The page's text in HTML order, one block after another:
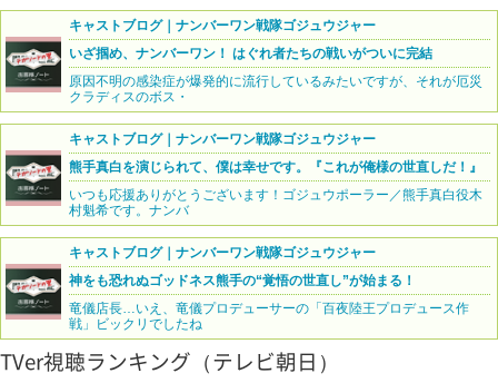
キャストブログ｜ナンバーワン戦隊ゴジュウジャー
いざ掴め、ナンバーワン！ はぐれ者たちの戦いがついに完結
原因不明の感染症が爆発的に流行しているみたいですが、それが厄災
クラディスのボス・
キャストブログ｜ナンバーワン戦隊ゴジュウジャー
熊手真白を演じられて、僕は幸せです。『これが俺様の世直しだ！』
いつも応援ありがとうございます！ゴジュウポーラー／熊手真白役木
村魁希です。ナンバ
キャストブログ｜ナンバーワン戦隊ゴジュウジャー
神をも恐れぬゴッドネス熊手の“覚悟の世直し”が始まる！
竜儀店長…いえ、竜儀プロデューサーの「百夜陸王プロデュース作
戦」ビックリでしたね
TVer視聴ランキング（テレビ朝日）